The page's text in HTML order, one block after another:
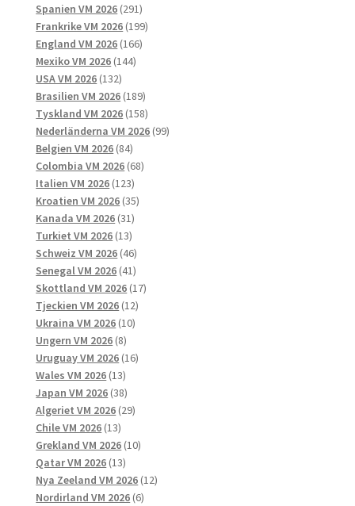
Spanien VM 2026 291291
produkter
Frankrike VM 2026 199199
England VM 2026 166166
Mexiko VM 2026 144144
USA VM 2026 132132
produkter
Brasilien VM 2026 189189
produkter
Tyskland VM 2026 158158
produkter
Nederländerna VM 2026 9999
Belgien VM 2026 8484
produkter
Colombia VM 2026 6868
Italien VM 2026 123123
produkter
Kroatien VM 2026 3535
Kanada VM 2026 3131
produkter
Turkiet VM 2026 1313
produkter
Schweiz VM 2026 4646
produkter
Senegal VM 2026 4141
produkter
Skottland VM 2026 1717
Tjeckien VM 2026 1212
Ukraina VM 2026 1010
Ungern VM 2026 88
produkter
Uruguay VM 2026 1616
Wales VM 2026 1313
produkter
Japan VM 2026 3838
produkter
Algeriet VM 2026 2929
Chile VM 2026 1313
produkter
Grekland VM 2026 1010
Qatar VM 2026 1313
produkter
Nya Zeeland VM 2026 1212
Nordirland VM 2026 66